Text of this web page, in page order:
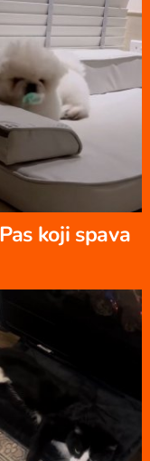
koji spava